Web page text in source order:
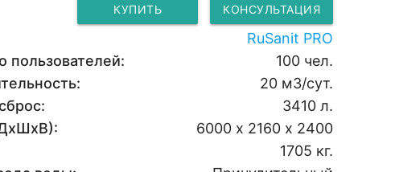
КУПИТЬ КОНСУЛЬТАЦИЯ
RuSanit PRO
пользователей:
100 чел.
20 м3/сут.
3410 л.
6000 х 2160 х 2400
1705 кг.